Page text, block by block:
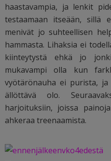
haastavampia, ja lenkit
testaamaan itseään, sillä
menivät jo suhteellisen
hammasta. Lihaksia ei
kiinteytystä ehkä jo
mukavampi olla kun
vyötärönauha ei purista,
ällöttävä olo.
harjoituksiin, joissa
ahkeraa treenaamista.